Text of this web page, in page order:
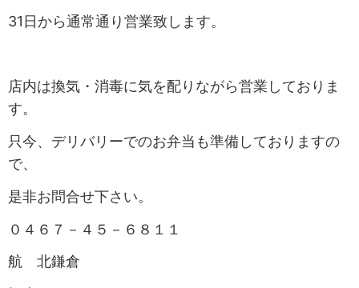
31日から通常通り営業致します。
店内は換気・消毒に気を配りながら営業しておりま
す。
只今、デリバリーでのお弁当も準備しておりますの
で、
是非お問合せ下さい。
０４６７－４５－６８１１
航 北鎌倉